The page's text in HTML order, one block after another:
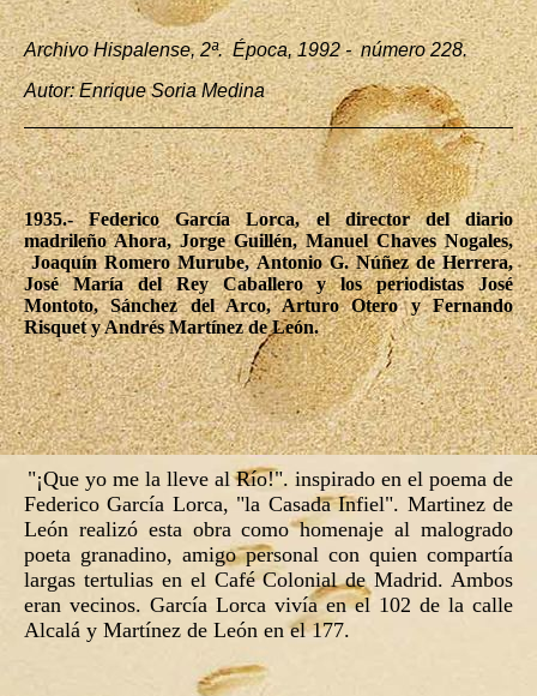
Archivo Hispalense, 2ª. Época, 1992 - número 228.
Autor: Enrique Soria Medina
1935.- Federico García Lorca, el director del diario
madrileño Ahora, Jorge Guillén, Manuel Chaves Nogales,
Joaquín Romero Murube, Antonio G. Núñez de Herrera,
José María del Rey Caballero y los periodistas José
Montoto, Sánchez del Arco, Arturo Otero y Fernando
Risquet y Andrés Martínez de León.
"¡Que yo me la lleve al Río!". inspirado en el poema de
Federico García Lorca, "la Casada Infiel". Martinez de
León realizó esta obra como homenaje al malogrado
poeta granadino, amigo personal con quien compartía
largas tertulias en el Café Colonial de Madrid. Ambos
eran vecinos. García Lorca vivía en el 102 de la calle
Alcalá y Martínez de León en el 177.